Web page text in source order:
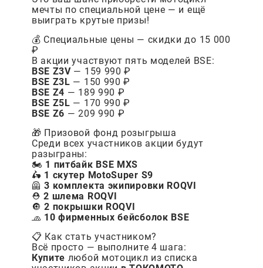
мечты по специальной цене — и ещё
выиграть крутые призы!
💰 Специальные цены — скидки до 15 000
₽
В акции участвуют пять моделей BSE:
BSE Z3V— 159 990 ₽
BSE Z3L — 150 990 ₽
BSE Z4 — 189 990 ₽
BSE Z5L — 170 990 ₽
BSE Z6 — 209 990 ₽
🎁 Призовой фонд розыгрыша
Среди всех участников акции будут
разыграны:
🏍️ 1 питбайк BSE MXS
🛵 1 скутер MotoSuper S9
🦺3 комплекта экипировки ROQVI
⛑️2 шлема ROQVI
🔘2 покрышки ROQVI
🧢 10 фирменных бейсболок BSE
📋 Как стать участником?
Всё просто — выполните 4 шага:
Купите любой мотоцикл из списка